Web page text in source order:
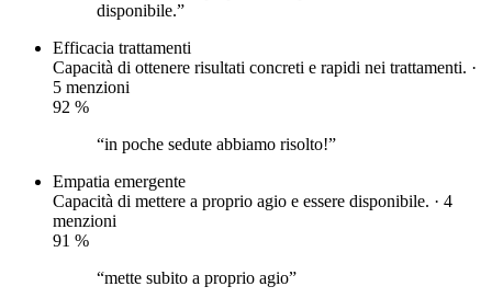
disponibile.”
Efficacia trattamenti
Capacità di ottenere risultati concreti e rapidi nei trattamenti. ·
5 menzioni
92 %
“in poche sedute abbiamo risolto!”
Empatia emergente
Capacità di mettere a proprio agio e essere disponibile. · 4
menzioni
91 %
“mette subito a proprio agio”